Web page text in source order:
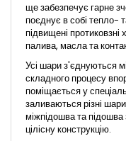
ще забезпечує гарне
поєднує в собі тепло-
підвищені протиковзні
палива, масла та
Усі шари з'єднуються
складного процесу
поміщається у
заливаються різні
міжпідошва та
цілісну конструкцію.